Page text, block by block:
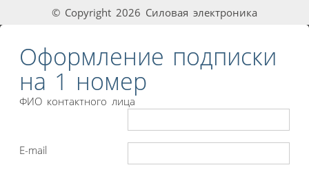
© Copyright 2026 Силовая электроника
Оформление подписки
на 1 номер
ФИО контактного лица
E-mail